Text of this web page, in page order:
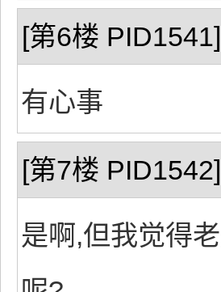
[第6楼
有心事
[第7楼
是啊,但我觉得